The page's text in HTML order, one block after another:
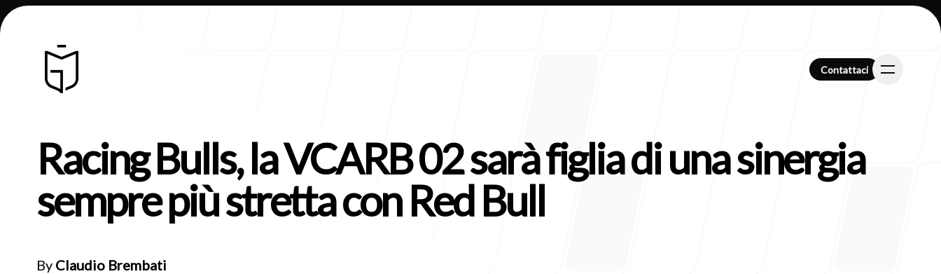
Contattaci
Contattaci
Chi Siamo Clienti
Racing Bulls, la VCARB 02 sarà figlia di una sinergia
sempre più stretta con Red Bull
By Claudio Brembati